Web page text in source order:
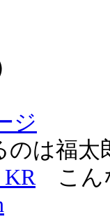
ジ
は福太
KRこん